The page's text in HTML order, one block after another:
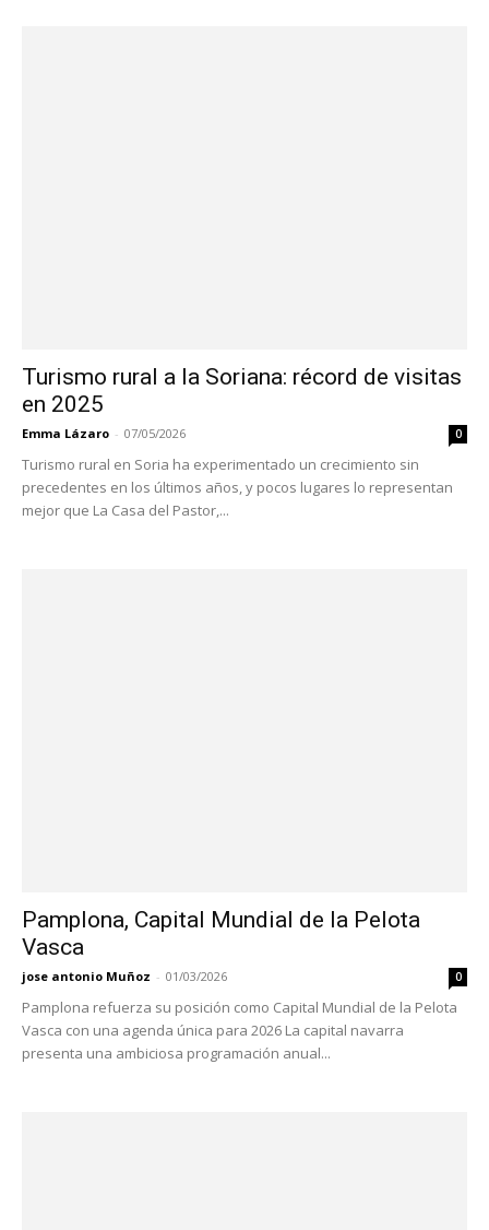
Turismo rural a la Soriana: récord de visitas
en 2025
Emma Lázaro - 07/05/2026 0
Turismo rural en Soria ha experimentado un crecimiento sin
precedentes en los últimos años, y pocos lugares lo representan
mejor que La Casa del Pastor,...
Pamplona, Capital Mundial de la Pelota
Vasca
jose antonio Muñoz - 01/03/2026 0
Pamplona refuerza su posición como Capital Mundial de la Pelota
Vasca con una agenda única para 2026 La capital navarra
presenta una ambiciosa programación anual...